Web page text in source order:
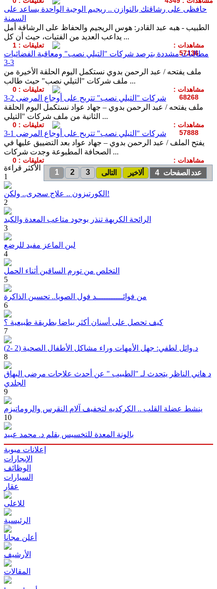
حافظى على رشاقتك بالتوازن .. ريجيم الوجبة الواحدة يساعد على
السمنة
الطبيب - هبه عبد القادر: هوس الريجيم والحفاظ على الرشاقة أمل
يداعب العديد من الفتيات، حيث أن كل ...
تعليقات : 1
مشاهدات :
57136
مطالبات مشددة بترصد شركات "التيلي نصب" ومعاقبة الفضائيات
3-3
ملف يفتحه / عبد الرحمن بدوي نستكمل اليوم الحلقة الأخيرة من
ملف شركات "التيلي نصب" حيث طالب ...
تعليقات : 0
مشاهدات :
68268
شركات "التيلي نصب" تتربح على أوجاع المرضى 2-3
ملف يفتحه / عبد الرحمن بدوي – جهاد عواد نستكمل اليوم الحلقة
الثانية من ملف شركات "التيلي ...
تعليقات : 0
مشاهدات :
57888
شركات "التيلي نصب" تتربح على أوجاع المرضى 1-3
يفتح الملف / عبد الرحمن بدوي – جهاد عواد بعد التضييق عليها في
الصحافة المطبوعة وجدت شركات ...
تعليقات : 0
مشاهدات :
41394
1 2 3 التالى ألاخير عدد الصفحات 4
الأكثر قراءة
1
الكورتيزون .. علاج سحرى.. ولكن!
2
الرائحة الكريهة تنذر بوجود متاعب المعدة والكبد
3
لبن الماعز مفيد للرضع
4
التخلص من تورم الساقين أثناء الحمل
5
من فوائـــــــــــد فول الصويا.. تحسين الذاكرة
6
كيف تحصل على أسنان أكثر بياضا بطريقة طبيعية ؟
7
د.وائل لطفي: جهل الأمهات وراء مشاكل الأطفال الصحية (2 -2)
8
د هاني الناظر يتحدث لـ "الطبيب " عن أحدث علاجات مرضى البهاق
الجلدي
9
ينشط عضلة القلب .. الكركديه لتخفيف آلام النقرس والروماتيزم
10
بالونة المعدة للتخسيس بقلم د. محمد عبيد
إعلانات مبوبة
الإيجارات
الوظائف
السيارات
عقار
للاعلى
الرئيسية
أعلن مجانا
الأرشيف
المقالات